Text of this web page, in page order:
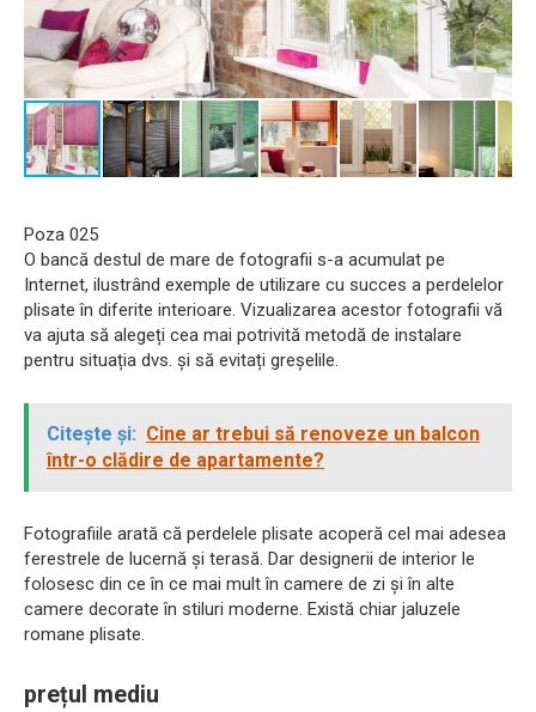
Poza 025
O bancă destul de mare de fotografii s-a acumulat pe
Internet, ilustrând exemple de utilizare cu succes a perdelelor
plisate în diferite interioare. Vizualizarea acestor fotografii vă
va ajuta să alegeți cea mai potrivită metodă de instalare
pentru situația dvs. și să evitați greșelile.
Citește și: Cine ar trebui să renoveze un balcon
într-o clădire de apartamente?
Fotografiile arată că perdelele plisate acoperă cel mai adesea
ferestrele de lucernă și terasă. Dar designerii de interior le
folosesc din ce în ce mai mult în camere de zi și în alte
camere decorate în stiluri moderne. Există chiar jaluzele
romane plisate.
prețul mediu